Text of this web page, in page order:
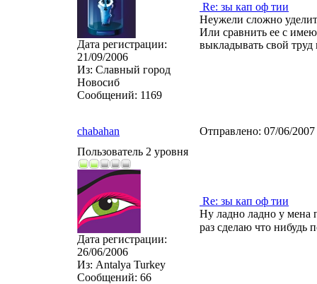
Дата регистрации:
21/09/2006
Из: Славный город
Новосиб
Сообщений: 1169
Re: зы кап оф тии
Неужели сложно
Или сравнить ее с
выкладывать свой
chabahan Отправлено: 07/06/
Пользователь 2 уровня
Дата регистрации:
26/06/2006
Из: Antalya Turkey
Сообщений: 66
Re: зы кап оф тии
Ну ладно ладно у мена
раз сделаю что нибудь